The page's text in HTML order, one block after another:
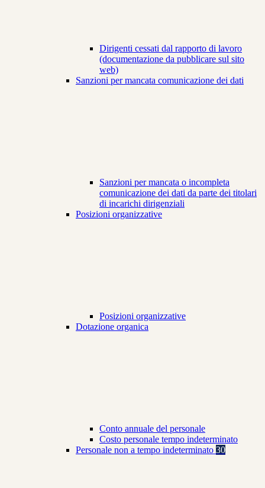
Dirigenti cessati dal rapporto di lavoro
(documentazione da pubblicare sul sito
web)
Sanzioni per mancata comunicazione dei dati
Sanzioni per mancata o incompleta
comunicazione dei dati da parte dei titolari
di incarichi dirigenziali
Posizioni organizzative
Posizioni organizzative
Dotazione organica
Conto annuale del personale
Costo personale tempo indeterminato
Personale non a tempo indeterminato 30